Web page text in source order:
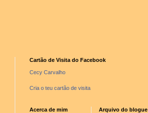
Cartão de Visita do Facebook
Cecy Carvalho
Cria o teu cartão de visita
Acerca de mim Arquivo do blogue